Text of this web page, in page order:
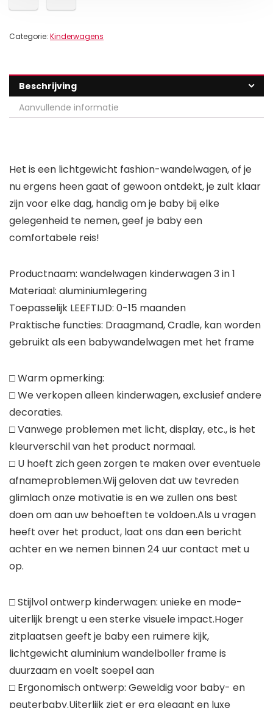
Categorie: Kinderwagens
Beschrijving
Aanvullende informatie
Het is een lichtgewicht fashion-wandelwagen, of je
nu ergens heen gaat of gewoon ontdekt, je zult klaar
zijn voor elke dag, handig om je baby bij elke
gelegenheid te nemen, geef je baby een
comfortabele reis!
Productnaam: wandelwagen kinderwagen 3 in 1
Materiaal: aluminiumlegering
Toepasselijk LEEFTIJD: 0-15 maanden
Praktische functies: Draagmand, Cradle, kan worden
gebruikt als een babywandelwagen met het frame
□ Warm opmerking:
□ We verkopen alleen kinderwagen, exclusief andere
decoraties.
□ Vanwege problemen met licht, display, etc., is het
kleurverschil van het product normaal.
□ U hoeft zich geen zorgen te maken over eventuele
afnameproblemen.Wij geloven dat uw tevreden
glimlach onze motivatie is en we zullen ons best
doen om aan uw behoeften te voldoen.Als u vragen
heeft over het product, laat ons dan een bericht
achter en we nemen binnen 24 uur contact met u
op.
□ Stijlvol ontwerp kinderwagen: unieke en mode-
uiterlijk brengt u een sterke visuele impact.Hoger
zitplaatsen geeft je baby een ruimere kijk,
lichtgewicht aluminium wandelboller frame is
duurzaam en voelt soepel aan
□ Ergonomisch ontwerp: Geweldig voor baby- en
peuterbaby.Uiterlijk ziet er erg elegant en luxe